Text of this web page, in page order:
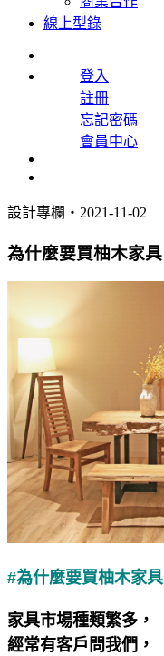
線上型錄
登入
註冊
忘記密碼
會員中心
設計專欄 ・2021-11-02
為什麼要買柚木家具
#為什麼要買柚木家具
家具市場種類繁多，
經常有客戶問我們，